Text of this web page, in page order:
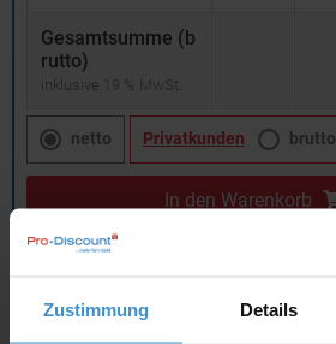
Zustimmung Details
Gesamtsumme (b
rutto)
inklusive 19 % MwSt.
netto Privatkunden brutto
In den Warenkorb